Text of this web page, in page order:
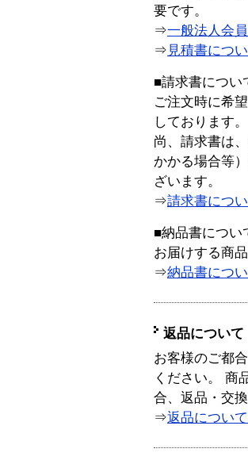
要です。
⇒一般法人会
⇒ 見積書につ
■請求書につい
ご注文時に希
しております。
尚、請求書は
かかる場合等
ざいます。
⇒請求書につ
■納品書につい
お届けする商
⇒納品書につ
返品について
お客様のご都
ください。 商
合、返品・交
⇒返品につい